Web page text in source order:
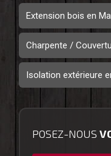
Extension bois en
Charpente /
Isolation extérieure
POSEZ-NOUS